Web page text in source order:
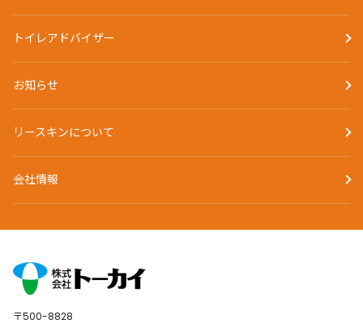
トイレアドバイザー
お知らせ
リースキンについて
会社情報
〒500-8828